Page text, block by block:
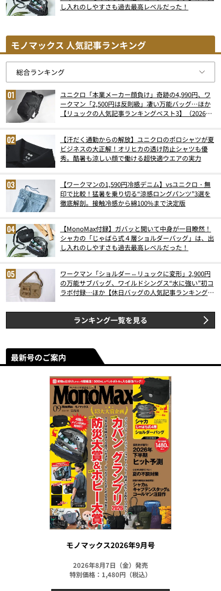
し入れのしやすさも過去最高レベルだった！
モノマックス 人気記事ランキング
ユニクロ「本業メーカー顔負け」奇跡の4,990円、ワ
ークマン「2,500円は反則級」凄い万能バッグ…ほか
【リュックの人気記事ランキングベスト3】（2026年
【汗だく通勤からの解放】ユニクロのポロシャツが夏
ビジネスの大正解！オリヒカの透け防止シャツも優
秀。酷暑も涼しい顔で働ける超快適ウエアの実力
【ワークマンの1,590円冷感デニム】vsユニクロ・無
印で比較！猛暑を乗り切る“涼感ロングパンツ”3選を
徹底解剖。接触冷感から綿100%まで決定版
【MonoMax付録】ガバッと開いて中身が一目瞭然！
シャカの「じゃばら式４層ショルダーバッグ」は、出
し入れのしやすさも過去最高レベルだった！
ワークマン「ショルダー⇔リュックに変形」2,900円
の万能サブバッグ、ワイルドシングス“水に強い”初コ
ラボ付録…ほか【休日バッグの人気記事ランキングベ
ランキング一覧を見る
最新号のご案内
モノマックス2026年9月号
2026年8月7日（金）発売
特別価格：1,480円（税込）